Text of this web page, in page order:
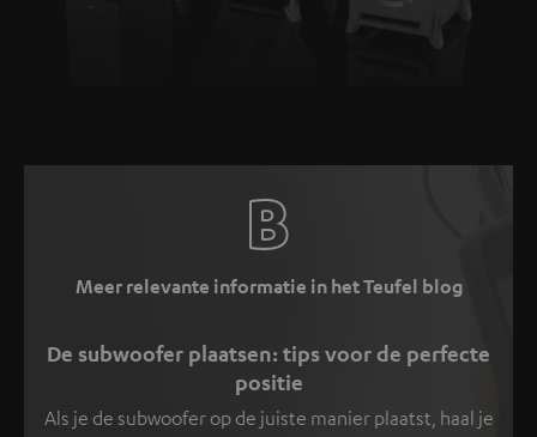
Meer relevante informatie in het Teufel blog
De subwoofer plaatsen: tips voor de perfecte
positie
Als je de subwoofer op de juiste manier plaatst, haal je